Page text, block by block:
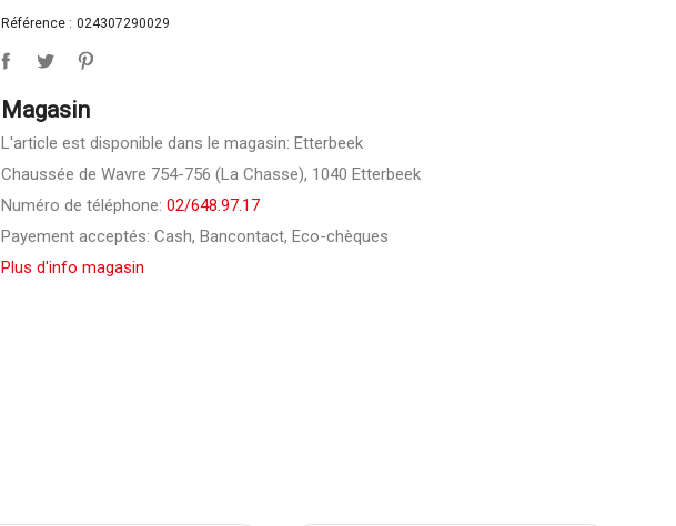
Référence : 024307290029
Magasin
L'article est disponible dans le magasin: Etterbeek
Chaussée de Wavre 754-756 (La Chasse), 1040 Etterbeek
Numéro de téléphone: 02/648.97.17
Payement acceptés: Cash, Bancontact, Eco-chèques
Plus d'info magasin